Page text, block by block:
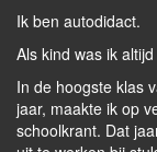
Ik ben autodidact.
Als kind was ik
In de hoogste klas
jaar, maakte ik op
schoolkrant. Dat